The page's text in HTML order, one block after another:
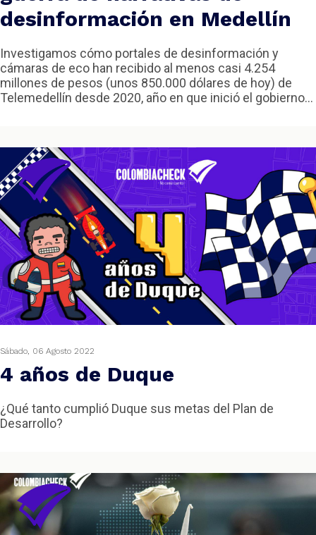
desinformación en Medellín
Investigamos cómo portales de desinformación y
cámaras de eco han recibido al menos casi 4.254
millones de pesos (unos 850.000 dólares de hoy) de
Telemedellín desde 2020, año en que inició el gobierno...
Sábado, 06 Agosto 2022
4 años de Duque
¿Qué tanto cumplió Duque sus metas del Plan de
Desarrollo?